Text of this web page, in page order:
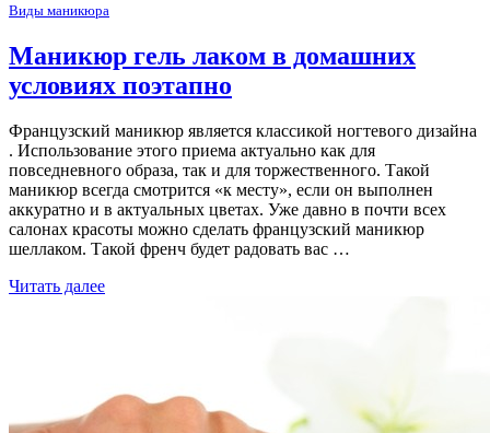
Виды маникюра
Маникюр гель лаком в домашних
условиях поэтапно
Французский маникюр является классикой ногтевого дизайна
. Использование этого приема актуально как для
повседневного образа, так и для торжественного. Такой
маникюр всегда смотрится «к месту», если он выполнен
аккуратно и в актуальных цветах. Уже давно в почти всех
салонах красоты можно сделать французский маникюр
шеллаком. Такой френч будет радовать вас …
Читать далее